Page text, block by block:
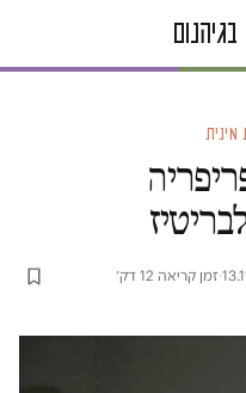
מינית
·זמן קריאה 12 דק׳